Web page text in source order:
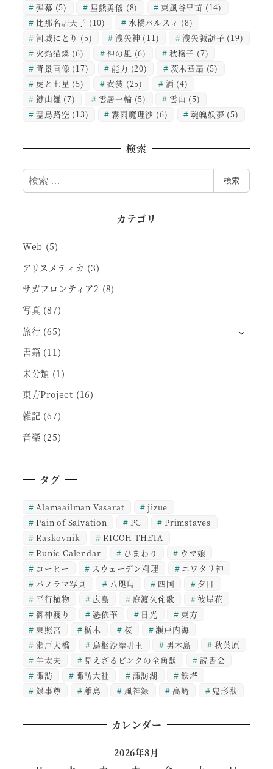
弾幕 (5) 星熊勇儀 (8) 東風谷早苗 (14)
比那名居天子 (10) 水橋パルスィ (8)
河城にとり (5) 洩矢神 (11) 洩矢諏訪子 (19)
火焔猫燐 (6) 神の風 (6) 秋穣子 (7)
背景画像 (17) 能力 (20) 茨木華扇 (5)
虎と七星 (5) 衣装 (25) 酒 (4)
鍵山雛 (7) 雲居一輪 (5) 雲山 (5)
霊烏路空 (13) 霧雨魔理沙 (6) 魂魄妖夢 (5)
検索
検
索
検索
カテゴリ
Web (5)
アリスメティカ (3)
サガフロンティア2 (8)
写真 (87)
旅行 (65)
書籍 (11)
未分類 (1)
東方Project (16)
雑記 (67)
音楽 (25)
タグ
Alamaailman Vasarat
jizue
Pain of Salvation
PC
Primstaves
Raskovnik
RICOH THETA
Runic Calendar
ひまわり
ウマ娘
コーヒー
スウェーデン料理
ニワタリ神
パノラマ写真
八咫烏 四国
夕日
平行植物
広島 庭渡久侘歌
彼岸花
御神渡り
憑依華 日光
東方
東照宮
栃木 桜
瀬戸内海
瀬戸大橋
烏枢沙摩明王 男木島
秋葉原
羊太夫
見えざるピンクの全角獣
読書会
諏訪
諏訪大社 諏訪湖
鉄塔
録事尊
離島 風神録 高崎 鬼形獣
カレンダー
2026年8月